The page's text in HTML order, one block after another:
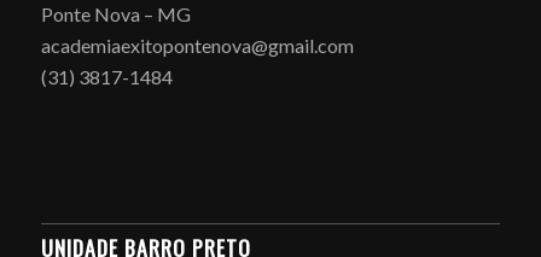
Ponte Nova – MG
academiaexitopontenova@gmail.com
(31) 3817-1484
UNIDADE BARRO PRETO